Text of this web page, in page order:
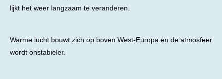
lijkt het weer langzaam te veranderen.
Warme lucht bouwt zich op boven West-Europa en de atmosfeer
wordt onstabieler.